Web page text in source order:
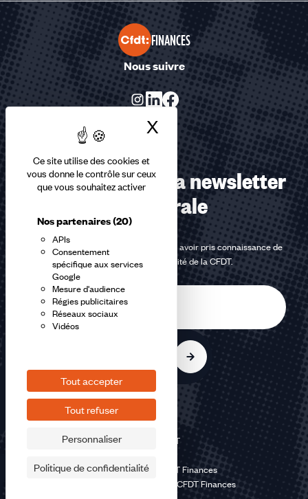
Ce site utilise des cookies et
vous donne le contrôle sur ceux
que vous souhaitez activer
Nos partenaires(20)
APIs
Consentement
spécifique aux services
Google
Mesure d'audience
Régies publicitaires
Réseaux sociaux
Vidéos
Tout accepter
Tout refuser
Personnaliser
Politique de confidentialité
X Masquer le
FINANCES
Nous suivre
Abonnez-vous à la newsletter
confédérale
En m'inscrivant à la newsletter, j'affirme avoir pris connaissance de
lapolitique de confidentialité de la CFDT.
©2026 CFDT
Mentions légales CFDT Finances
Politique de confidentialité CFDT Finances